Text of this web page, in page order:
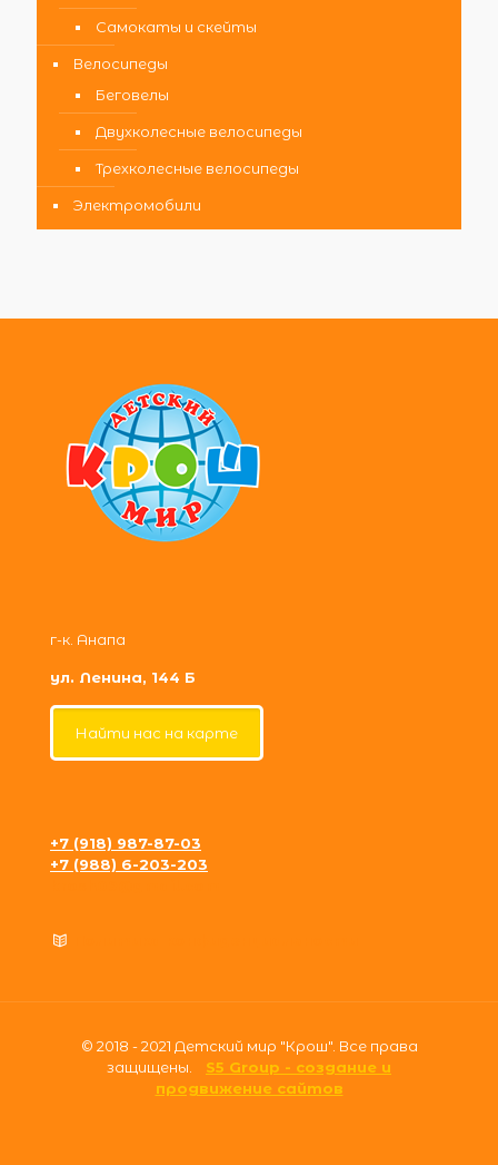
Самокаты и скейты
Велосипеды
Беговелы
Двухколесные велосипеды
Трехколесные велосипеды
Электромобили
г-к. Анапа
ул. Ленина, 144 Б
Найти нас на карте
+7 (918) 987-87-03
+7 (988) 6-203-203
© 2018 - 2021 Детский мир "Крош". Все права
защищены. S5 Group - создание и
продвижение сайтов